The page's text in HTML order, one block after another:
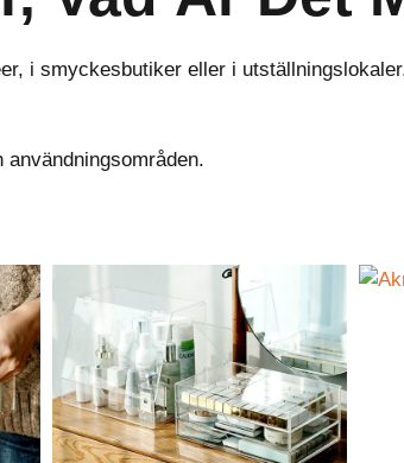
i smyckesbutiker eller i